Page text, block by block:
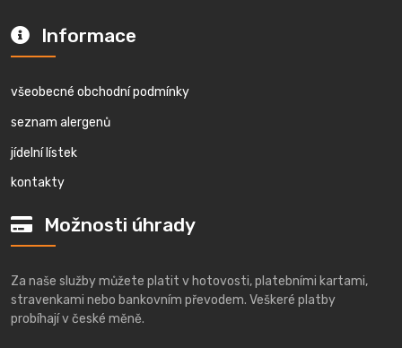
Informace
všeobecné obchodní podmínky
seznam alergenů
jídelní lístek
kontakty
Možnosti úhrady
Za naše služby můžete platit v hotovosti, platebními kartami,
stravenkami nebo bankovním převodem. Veškeré platby
probíhají v české měně.